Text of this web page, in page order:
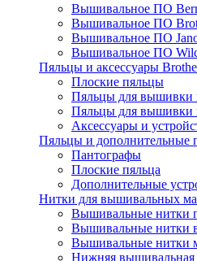
Вышивальное ПО
Вышивальное ПО
Вышивальное ПО
Вышивальное ПО
Пяльцы и аксессуары
Плоские пяльцы
Пяльцы для вышивки
Пяльцы для вышивки
Аксессуары и
Пяльцы и дополнительные
Пантографы
Плоские пяльца
Дополнительные
Нитки для вышивальных
Вышивальные нитки
Вышивальные нитки
Вышивальные нитки
Нижняя вышивальная